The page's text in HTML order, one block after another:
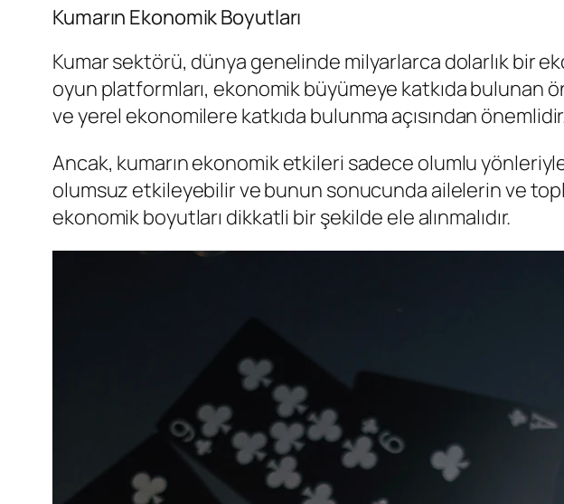
Kumarın Ekonomik Boyutları
Kumar sektörü, dünya genelinde milyarlarca dolarlık bir
oyun platformları, ekonomik büyümeye katkıda bulunan
ve yerel ekonomilere katkıda bulunma açısından
Ancak, kumarın ekonomik etkileri sadece olumlu yönleriyle
olumsuz etkileyebilir ve bunun sonucunda ailelerin ve
ekonomik boyutları dikkatli bir şekilde ele alınmalıdır.